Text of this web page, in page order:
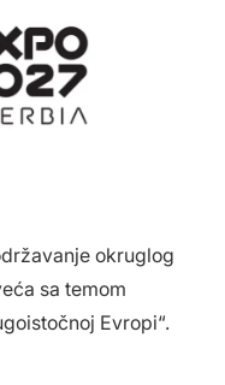
okruglog
sa temom
Evropi“.